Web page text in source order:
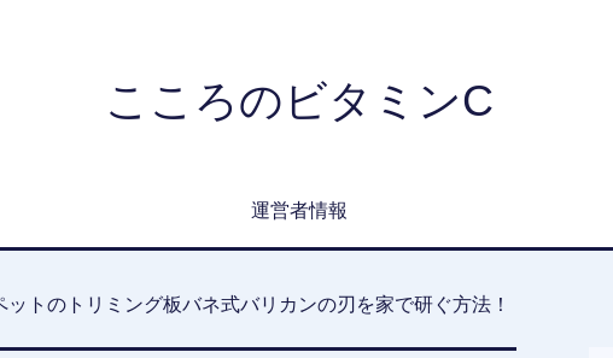
こころのビタミンC
運営者情報
ットのトリミング板バネ式バリカンの刃を家で研ぐ方法！